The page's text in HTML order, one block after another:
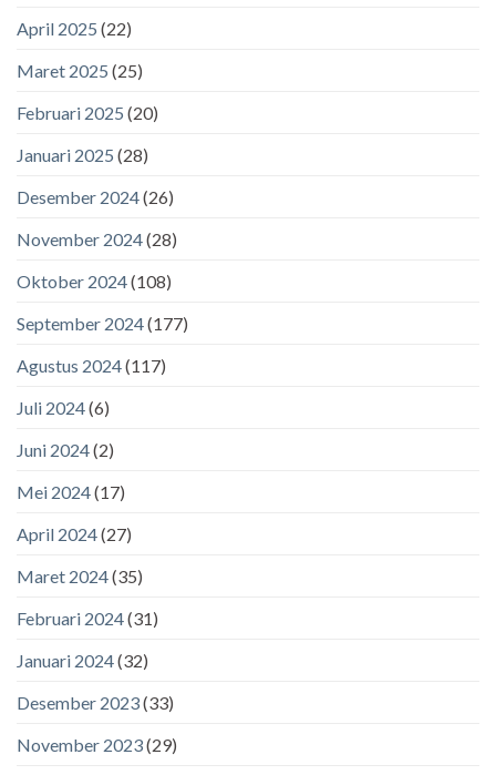
April 2025 (22)
Maret 2025 (25)
Februari 2025 (20)
Januari 2025 (28)
Desember 2024(26)
November 2024(28)
Oktober 2024(108)
September 2024(177)
Agustus 2024(117)
Juli 2024(6)
Juni 2024(2)
Mei 2024(17)
April 2024(27)
Maret 2024(35)
Februari 2024(31)
Januari 2024(32)
Desember 2023(33)
November 2023(29)